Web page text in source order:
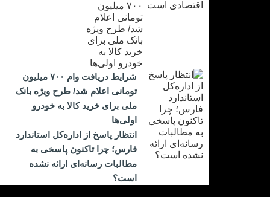
شرایط دریافت وام ۷۰۰ میلیون
تومانی اعلام شد/ طرح ویژه بانک
ملی برای خرید کالا به خودرو
اولی‌ها
انتظار پاسخ از اداره‌کل استاندارد
فارس؛ چرا تاکنون پاسخی به
مطالبات رسانه‌ای ارائه نشده
است؟